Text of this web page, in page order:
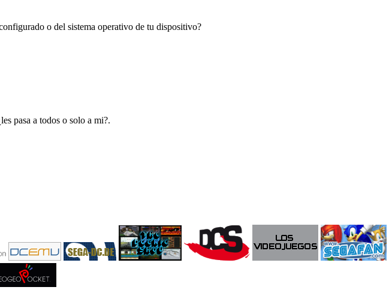
o del sistema operativo de tu dispositivo?
pasa a todos o solo a mi?.